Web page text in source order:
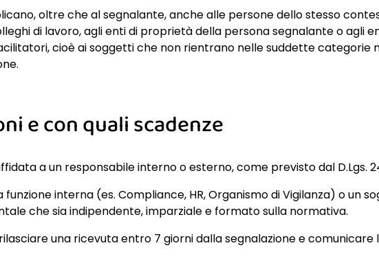
oltre che al segnalante, anche alle persone dello stesso
di lavoro, agli enti di proprietà della persona segnalante o agli
cioè ai soggetti che non rientrano nelle suddette categorie
e con quali scadenze
a un responsabile interno o esterno, come previsto dal D.Lgs.
interna (es. Compliance, HR, Organismo di Vigilanza) o un
che sia indipendente, imparziale e formato sulla normativa.
una ricevuta entro 7 giorni dalla segnalazione e comunicare